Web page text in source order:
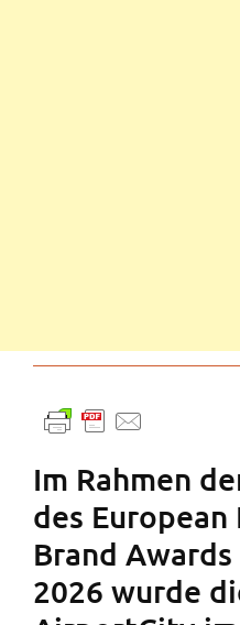
Im Rahmen
des European
Brand
2026 wurde